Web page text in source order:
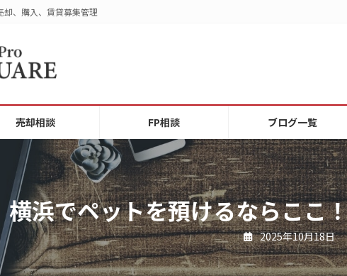
、購入、賃貸募集管理
売却相談 FP相談 ブログ一覧
横浜でペットを預けるならここ
2025年10月18日